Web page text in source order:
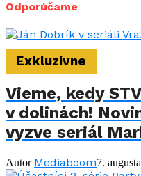
Odporúčame
Exkluzívne
Vieme, kedy
v dolinách!
vyzve seriál
Autor Mediaboom7.